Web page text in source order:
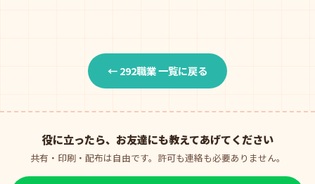
← 292職業 一覧に戻る
役に立ったら、お友達にも教えてあげてください
共有・印刷・配布は自由です。許可も連絡も必要ありません。